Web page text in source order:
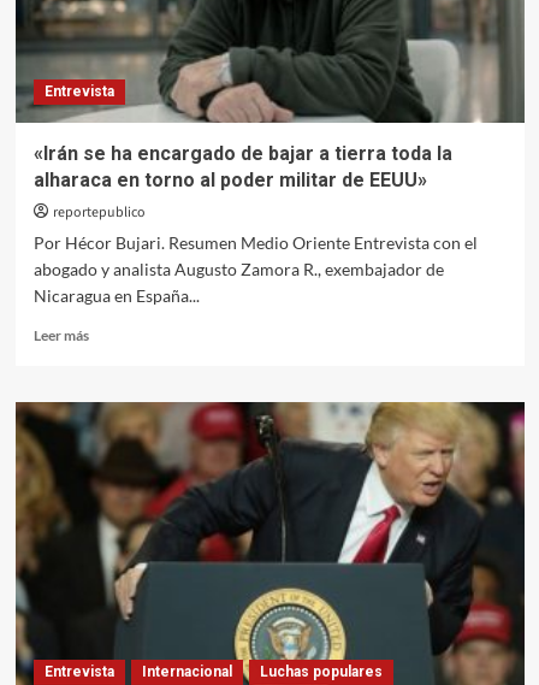
Entrevista
«Irán se ha encargado de bajar a tierra toda la
alharaca en torno al poder militar de EEUU»
reportepublico
Por Hécor Bujari. Resumen Medio Oriente Entrevista con el
abogado y analista Augusto Zamora R., exembajador de
Nicaragua en España...
Leer másLeer
«Irán
se
ha
encargado
de
bajar
tierra
toda
alharaca
torno
Entrevista Internacional Luchas populares